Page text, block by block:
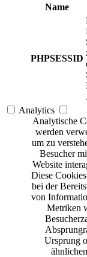
Name
PHPSESSID
Analytics
Analytische
werden
um zu
Besucher
Website
Diese
bei der
von
Metriken
Ursprung